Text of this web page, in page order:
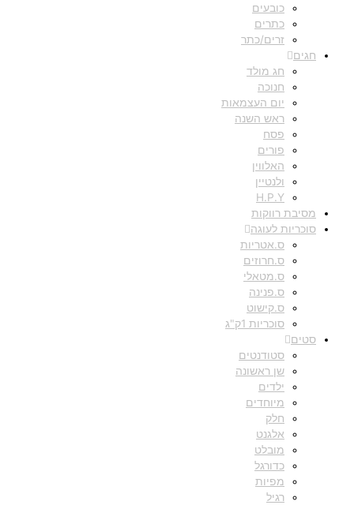
כובעים
כתרים
זרים/כתר
חגים
חג מולד
חנוכה
יום העצמאות
ראש השנה
פסח
פורים
האלווין
ולנטיין
H.P.Y
מסיבת רווקות
סוכריות לעוגה
ס.אטריות
ס.חרוזים
ס.מטאלי
ס.פנינה
ס.קישוט
סוכריות 1ק"ג
סטים
סטודנטים
שן ראשונה
ילדים
מיוחדים
חלק
אלגנט
מובלט
כדורגל
מפיות
רגיל